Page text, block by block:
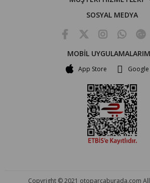
SOSYAL MEDYA
MOBİL
App Store Google
Copyright © 2021 otoparcaburada.com All